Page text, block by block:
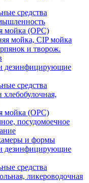
средства
мойка (ОРС)
мойка, CIP мойка
и творож.
дезинфицирующие
средства
хлебобулочная,
мойка (ОРС)
посудомоечное
и формы
дезинфицирующие
средства
ликероводочная